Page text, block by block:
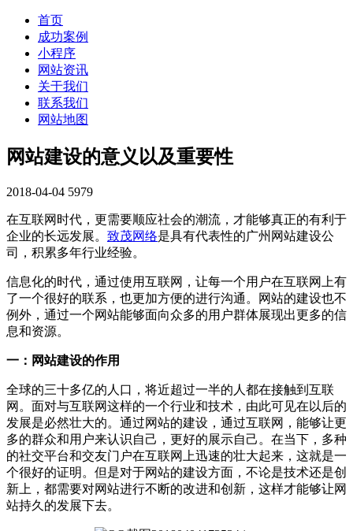
首页
成功案例
小程序
网站资讯
关于我们
联系我们
网站地图
网站建设的意义以及重要性
2018-04-04 5979
在互联网时代，更需要顺应社会的潮流，才能够真正的有利于
企业的长远发展。 致茂网络是具有代表性的广州网站建设公
司，积累多年行业经验。
信息化的时代，通过使用互联网，让每一个用户在互联网上有
了一个很好的联系，也更加方便的进行沟通。网站的建设也不
例外，通过一个网站能够面向众多的用户群体展现出更多的信
息和资源。
一：网站建设的作用
全球的三十多亿的人口，将近超过一半的人都在接触到互联
网。面对与互联网这样的一个行业和技术，由此可见在以后的
发展是必然壮大的。通过网站的建设，通过互联网，能够让更
多的群众和用户来认识自己，更好的展示自己。在当下，多种
的社交平台和交友门户在互联网上迅速的壮大起来，这就是一
个很好的证明。但是对于网站的建设方面，不论是技术还是创
新上，都需要对网站进行不断的改进和创新，这样才能够让网
站持久的发展下去。